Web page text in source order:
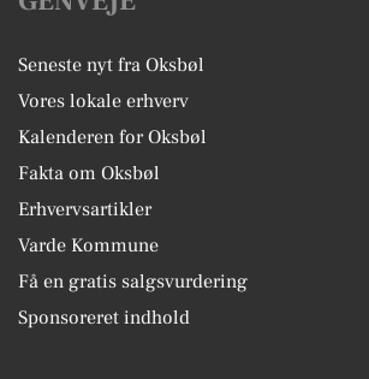
Seneste nyt fra Oksbøl
Vores lokale erhverv
Kalenderen for Oksbøl
Fakta om Oksbøl
Erhvervsartikler
Varde Kommune
Få en gratis salgsvurdering
Sponsoreret indhold